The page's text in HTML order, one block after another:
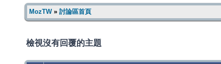
MozTW» 討論區首頁
檢視沒有回覆的主題